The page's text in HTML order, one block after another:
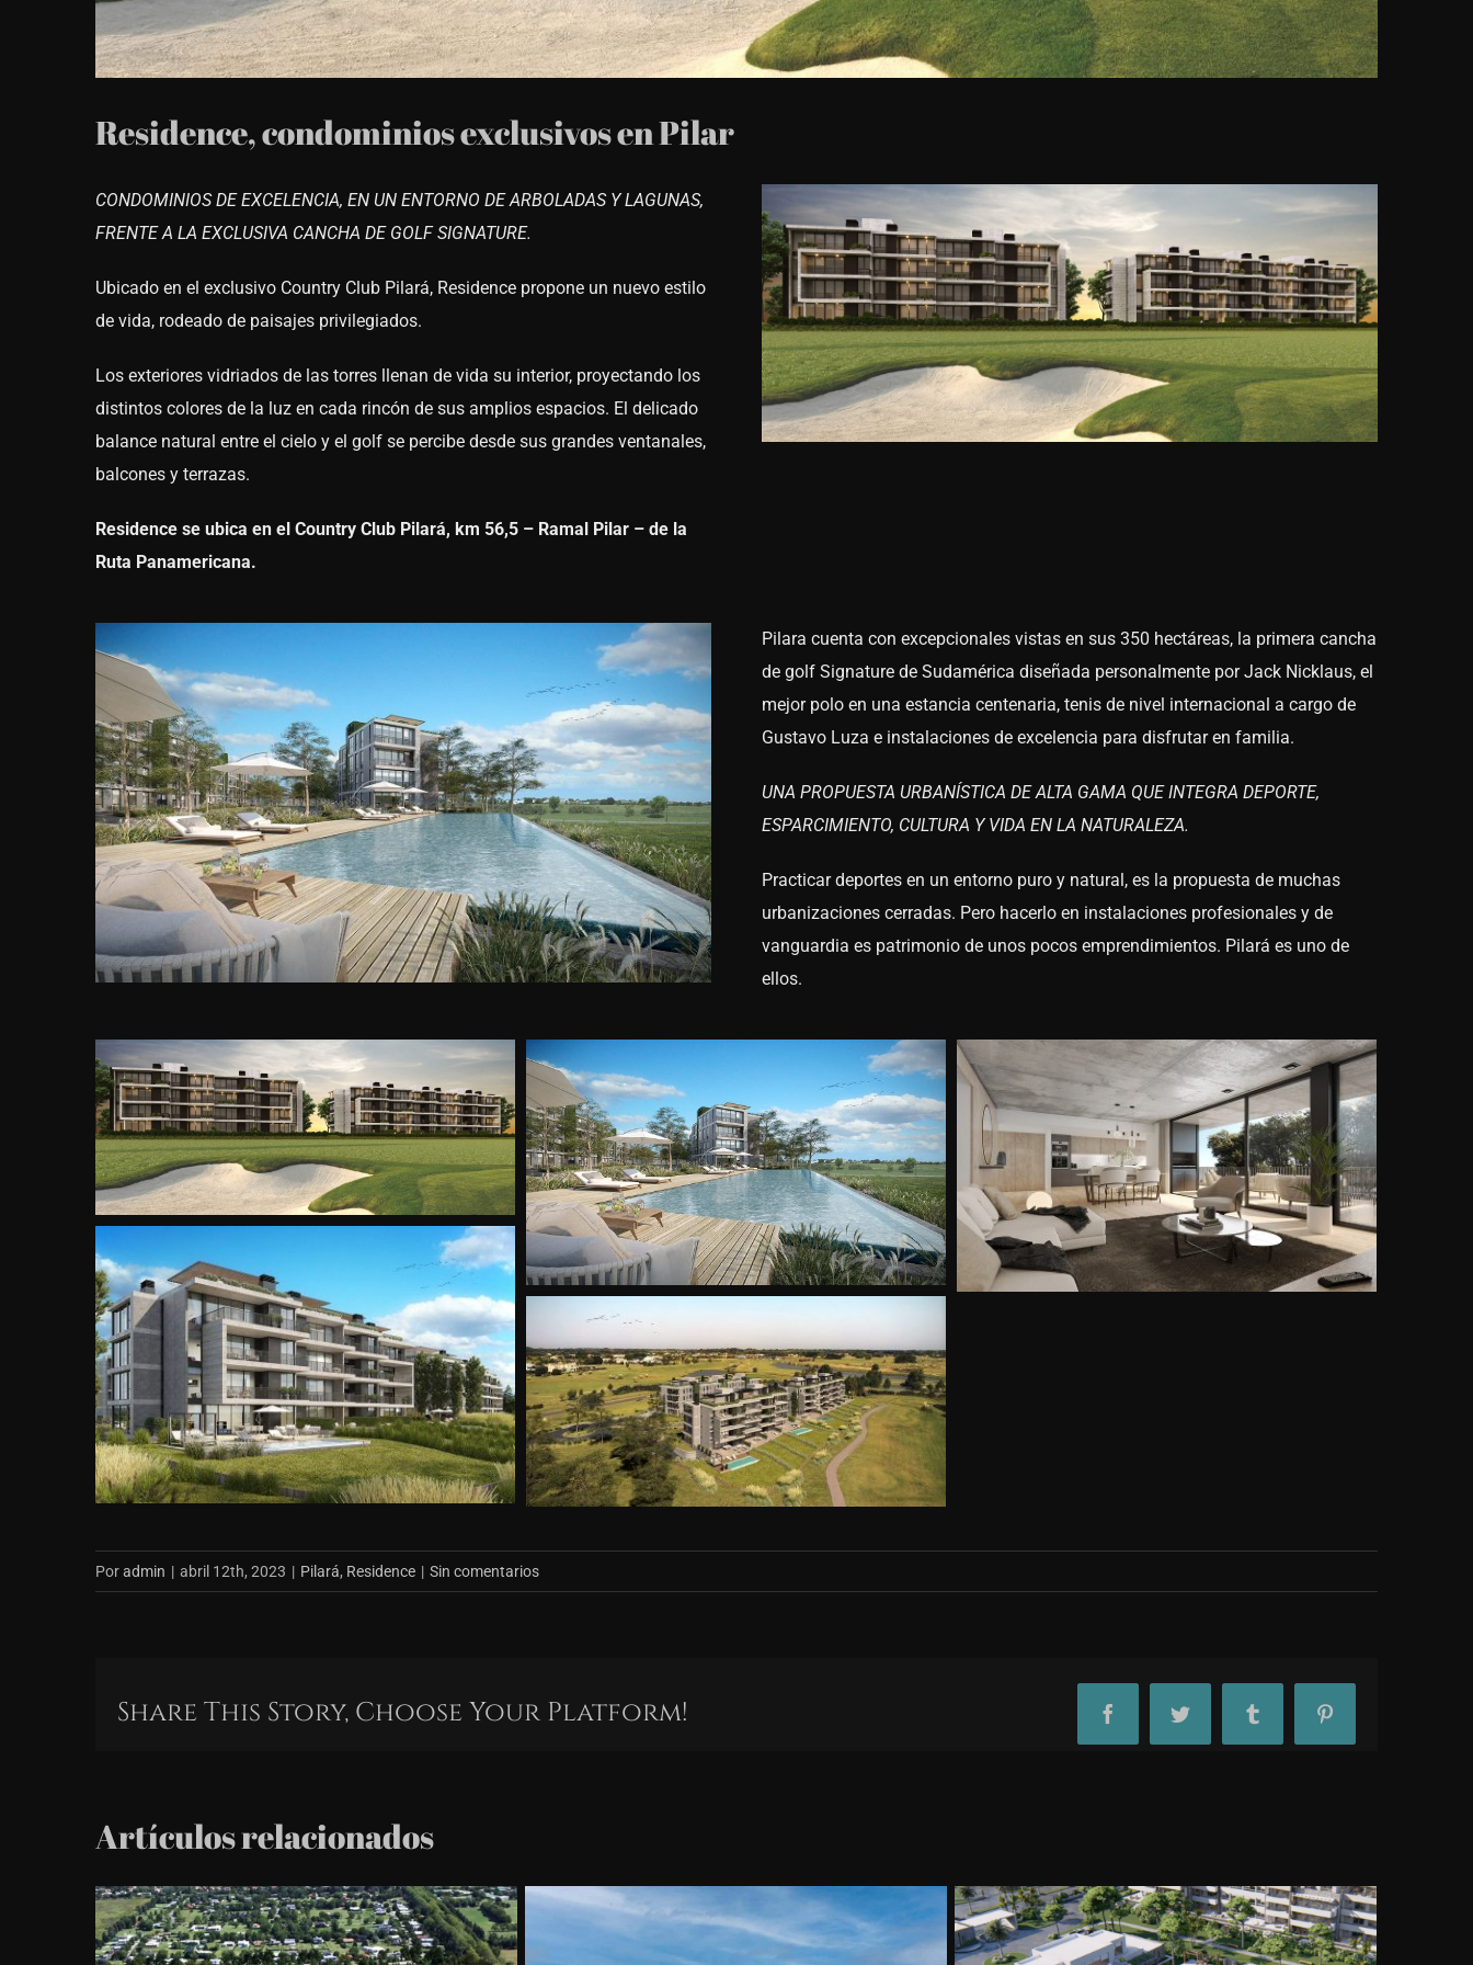
Residence, condominios exclusivos en Pilar
CONDOMINIOS DE EXCELENCIA, EN UN ENTORNO DE ARBOLADAS Y LAGUNAS,
FRENTE A LA EXCLUSIVA CANCHA DE GOLF SIGNATURE.
Ubicado en el exclusivo Country Club Pilará, Residence propone un nuevo estilo
de vida, rodeado de paisajes privilegiados.
Los exteriores vidriados de las torres llenan de vida su interior, proyectando los
distintos colores de la luz en cada rincón de sus amplios espacios. El delicado
balance natural entre el cielo y el golf se percibe desde sus grandes ventanales,
balcones y terrazas.
Residence se ubica en el Country Club Pilará, km 56,5 – Ramal Pilar – de la
Ruta Panamericana.
Pilara cuenta con excepcionales vistas en sus 350 hectáreas, la primera cancha
de golf Signature de Sudamérica diseñada personalmente por Jack Nicklaus, el
mejor polo en una estancia centenaria, tenis de nivel internacional a cargo de
Gustavo Luza e instalaciones de excelencia para disfrutar en familia.
UNA PROPUESTA URBANÍSTICA DE ALTA GAMA QUE INTEGRA DEPORTE,
ESPARCIMIENTO, CULTURA Y VIDA EN LA NATURALEZA.
Practicar deportes en un entorno puro y natural, es la propuesta de muchas
urbanizaciones cerradas. Pero hacerlo en instalaciones profesionales y de
vanguardia es patrimonio de unos pocos emprendimientos. Pilará es uno de
ellos.
Poradmin | abril 12th, 2023 | Pilará, Residence | Sin comentarios
Share This Story, Choose Your Platform! FacebookTwitter Tumblr Pinterest
Artículos relacionados